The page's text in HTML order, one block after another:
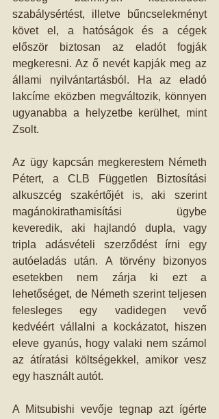
szabálysértést, illetve bűncselekményt
követ el, a hatóságok és a cégek
először biztosan az eladót fogják
megkeresni. Az ő nevét kapják meg az
állami nyilvántartásból. Ha az eladó
lakcíme eközben megváltozik, könnyen
ugyanabba a helyzetbe kerülhet, mint
Zsolt.
Az ügy kapcsán megkerestem Németh
Pétert, a CLB Független Biztosítási
alkuszcég szakértőjét is, aki szerint
magánokirathamisítási ügybe
keveredik, aki hajlandó dupla, vagy
tripla adásvételi szerződést írni egy
autóeladás után. A törvény bizonyos
esetekben nem zárja ki ezt a
lehetőséget, de Németh szerint teljesen
felesleges egy vadidegen vevő
kedvéért vállalni a kockázatot, hiszen
eleve gyanús, hogy valaki nem számol
az átíratási költségekkel, amikor vesz
egy használt autót.
A Mitsubishi vevője tegnap azt ígérte